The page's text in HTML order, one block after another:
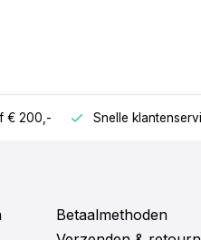
€ 200,- Snelle
Betaalmethoden